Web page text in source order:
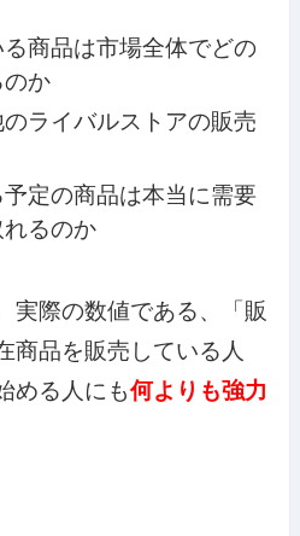
商品は市場全体でどの
のか
ライバルストアの販売
定の商品は本当に需要
るのか
実際の数値である、「販
商品を販売している人
める人にも何よりも強力